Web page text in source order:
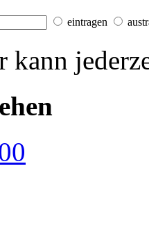
eintragen
kann